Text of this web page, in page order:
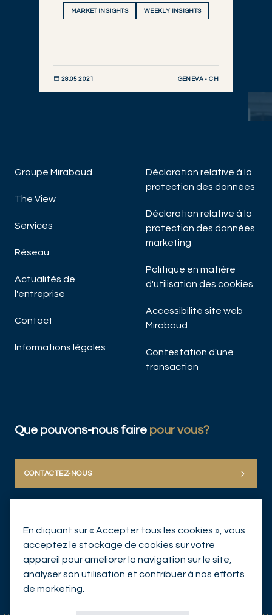
MARKET INSIGHTS WEEKLY INSIGHTS
28.05.2021 GENEVA - CH
Groupe Mirabaud
The View
Services
Réseau
Actualités de
l'entreprise
Contact
Informations légales
Déclaration relative à la
protection des données
Déclaration relative à la
protection des données
marketing
Politique en matière
d'utilisation des cookies
Accessibilité site web
Mirabaud
Contestation d'une
transaction
Que pouvons-nous faire pour vous?
CONTACTEZ-NOUS
En cliquant sur « Accepter tous les cookies », vous
acceptez le stockage de cookies sur votre
appareil pour améliorer la navigation sur le site,
analyser son utilisation et contribuer à nos efforts
de marketing.